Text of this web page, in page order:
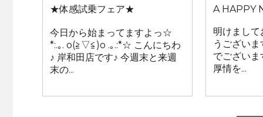
★体感試乗フェア★
今日から始まってますよっ☆
*:.｡. o(≧▽≦)o .｡.:*☆ こんにちわ
♪ 岸和田店です♪ 今週末と来週
末の...
A HAPPY
明けまし
うござい
でござい
厚情を...